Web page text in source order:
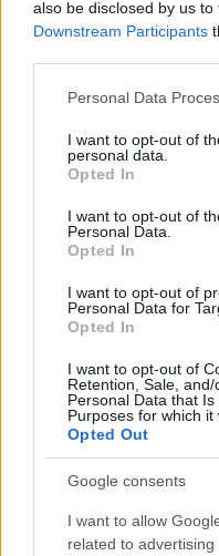
also be disclosed by us
Downstream Participants
Please note that this
not limited to your visit or
grant or deny consent to
use your data for below
consent section.
Personal Data
I want to opt-out of
personal data.
Opted In
I want to opt-out of
Personal Data.
Opted In
I want to opt-out of
Personal Data for
Opted In
I want to opt-out of
Retention, Sale,
Personal Data that
Purposes for which it
Opted Out
Google consents
I want to allow
related to
Continua a